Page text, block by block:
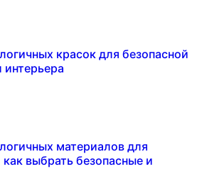
красок для безопасной
интерьера
материалов для
выбрать безопасные и